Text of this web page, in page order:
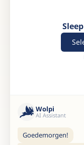
Wolpi
AI Assistant
Goedemorgen!